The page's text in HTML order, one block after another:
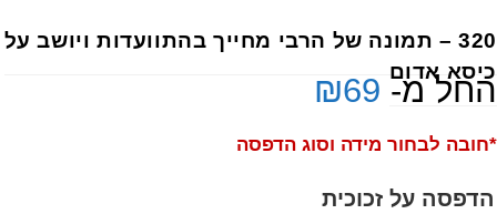
320 – תמונה של הרבי מחייך בהתוועדות ויושב על
כיסא אדום
החל מ- ₪69
*חובה לבחור מידה וסוג הדפסה
הדפסה על זכוכית